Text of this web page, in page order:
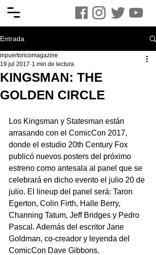
Entrada
KINGSMAN: THE
GOLDEN CIRCLE
inpuertoricomagazine
19 jul 2017 1 min de lectura
Los Kingsman y Statesman están
arrasando con el ComicCon 2017,
donde el estudio 20th Century Fox
publicó nuevos posters del próximo
estreno como antesala al panel que se
celebrará en dicho evento el julio 20 de
julio. El lineup del panel será: Taron
Egerton, Colin Firth, Halle Berry,
Channing Tatum, Jeff Bridges y Pedro
Pascal. Además del escritor Jane
Goldman, co-creador y leyenda del
ComicCon Dave Gibbons.